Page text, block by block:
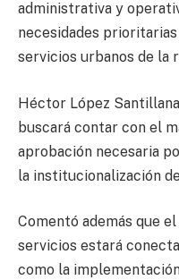
administrativa y
necesidades prioritarias
servicios urbanos de la
Héctor López
buscará contar con el
aprobación necesaria
la institucionalización
Comentó además que
servicios estará
como la